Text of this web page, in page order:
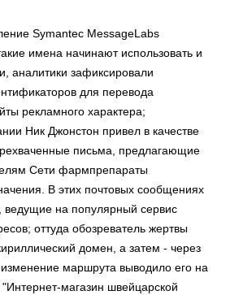
Symantec MessageLabs
имена начинают использовать и
аналитики зафиксировали
для перевода
рекламного характера;
Ник Джонстон привел в качестве
письма, предлагающие
Сети фармпрепараты
В этих почтовых сообщениях
ведущие на популярный сервис
оттуда обозреватель жертвы
домен, а затем - через
маршрута выводило его на
магазин швейцарской